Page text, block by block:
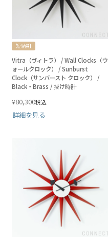
短納期
Vitra（ヴィトラ） / Wall Clocks（ウ
ォールクロック） / Sunburst
Clock（サンバースト クロック） /
Black・Brass / 掛け時計
¥80,300税込
詳細を見る